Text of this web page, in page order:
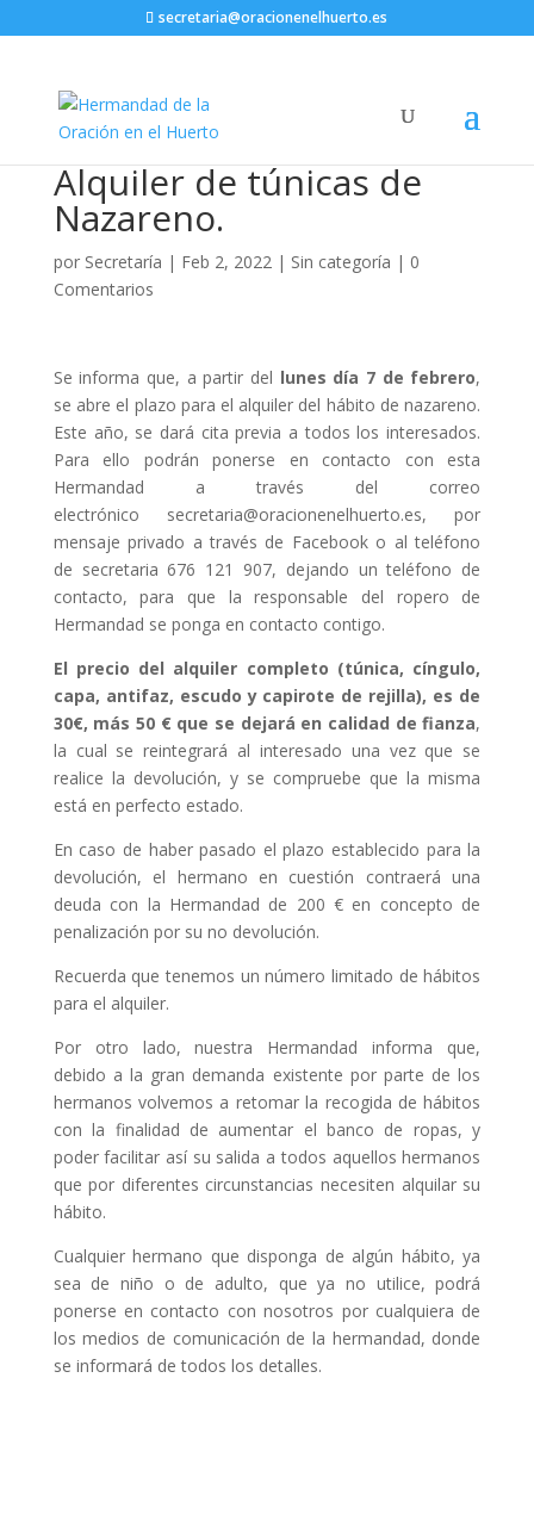
secretaria@oracionenelhuerto.es
Alquiler de túnicas de
Nazareno.
por Secretaría | Feb 2, 2022| Sin categoría | 0
Comentarios
Se informa que, a partir del lunes día 7 de febrero,
se abre el plazo para el alquiler del hábito de nazareno.
Este año, se dará cita previa a todos los interesados.
Para ello podrán ponerse en contacto con esta
Hermandad a través del correo
electrónico secretaria@oracionenelhuerto.es, por
mensaje privado a través de Facebook o al teléfono
de secretaria 676 121 907, dejando un teléfono de
contacto, para que la responsable del ropero de
Hermandad se ponga en contacto contigo.
El precio del alquiler completo (túnica, cíngulo,
capa, antifaz, escudo y capirote de rejilla), es de
30€, más 50 € que se dejará en calidad de fianza,
la cual se reintegrará al interesado una vez que se
realice la devolución, y se compruebe que la misma
está en perfecto estado.
En caso de haber pasado el plazo establecido para la
devolución, el hermano en cuestión contraerá una
deuda con la Hermandad de 200 € en concepto de
penalización por su no devolución.
Recuerda que tenemos un número limitado de hábitos
para el alquiler.
Por otro lado, nuestra Hermandad informa que,
debido a la gran demanda existente por parte de los
hermanos volvemos a retomar la recogida de hábitos
con la finalidad de aumentar el banco de ropas, y
poder facilitar así su salida a todos aquellos hermanos
que por diferentes circunstancias necesiten alquilar su
hábito.
Cualquier hermano que disponga de algún hábito, ya
sea de niño o de adulto, que ya no utilice, podrá
ponerse en contacto con nosotros por cualquiera de
los medios de comunicación de la hermandad, donde
se informará de todos los detalles.